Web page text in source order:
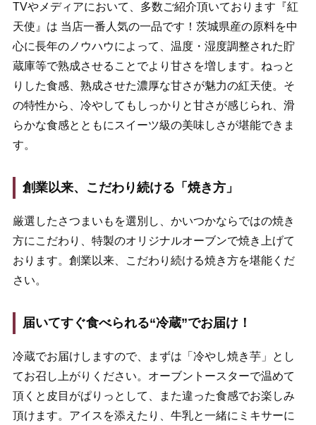
TVやメディアにおいて、多数ご紹介頂いております『紅
天使』は 当店一番人気の一品です！茨城県産の原料を中
心に長年のノウハウによって、温度・湿度調整された貯
蔵庫等で熟成させることでより甘さを増します。ねっと
りした食感、熟成させた濃厚な甘さが魅力の紅天使。そ
の特性から、冷やしてもしっかりと甘さが感じられ、滑
らかな食感とともにスイーツ級の美味しさが堪能できま
す。
創業以来、こだわり続ける「焼き方」
厳選したさつまいもを選別し、かいつかならではの焼き
方にこだわり、特製のオリジナルオーブンで焼き上げて
おります。創業以来、こだわり続ける焼き方を堪能くだ
さい。
届いてすぐ食べられる“冷蔵”でお届け！
冷蔵でお届けしますので、まずは「冷やし焼き芋」とし
てお召し上がりください。オーブントースターで温めて
頂くと皮目がぱりっとして、また違った食感でお楽しみ
頂けます。アイスを添えたり、牛乳と一緒にミキサーに